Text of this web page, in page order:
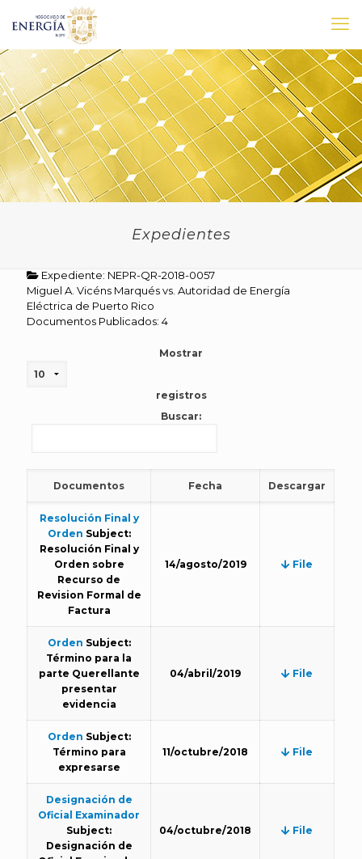
Expedientes
Expediente: NEPR-QR-2018-0057
Miguel A. Vicéns Marqués vs. Autoridad de Energía
Eléctrica de Puerto Rico
Documentos Publicados: 4
Mostrar
registros
Buscar:
Documentos Fecha Descargar
Resolución Final y
Orden Subject:
Resolución Final y
Orden sobre
Recurso de
Revision Formal de
Factura
14/agosto/2019 File
Orden Subject:
Término para la
parte Querellante
presentar
evidencia
04/abril/2019 File
Orden Subject:
Término para
expresarse
11/octubre/2018 File
Designación de
Oficial Examinador
Subject:
Designación de
04/octubre/2018 File